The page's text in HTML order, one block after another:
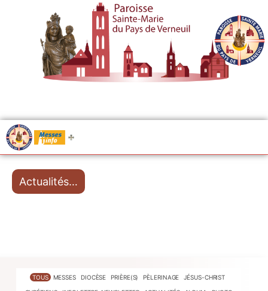
Messes
Actualités…
TOUS MESSES DIOCÈSE PRIÈRE(S) PÈLERINAGE JÉSUS-CHRIST